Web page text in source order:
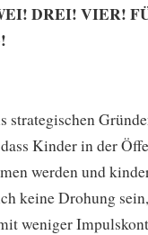
DREI! VIER!
strategischen
Kinder in der
werden und
keine Drohung
weniger